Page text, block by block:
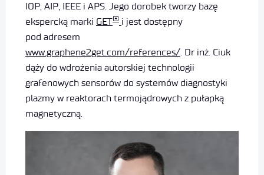
IOP, AIP, IEEE i APS. Jego dorobek tworzy bazę
ekspercką marki GET® i jest dostępny
pod adresem
www.graphene2get.com/references/. Dr inż. Ciuk
dąży do wdrożenia autorskiej technologii
grafenowych sensorów do systemów diagnostyki
plazmy w reaktorach termojądrowych z pułapką
magnetyczną.